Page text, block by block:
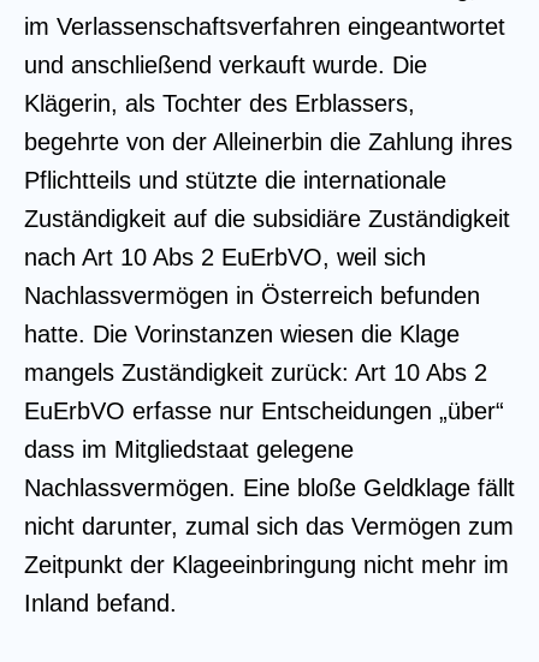
im Verlassenschaftsverfahren eingeantwortet
und anschließend verkauft wurde. Die
Klägerin, als Tochter des Erblassers,
begehrte von der Alleinerbin die Zahlung ihres
Pflichtteils und stützte die internationale
Zuständigkeit auf die subsidiäre Zuständigkeit
nach Art 10 Abs 2 EuErbVO, weil sich
Nachlassvermögen in Österreich befunden
hatte. Die Vorinstanzen wiesen die Klage
mangels Zuständigkeit zurück: Art 10 Abs 2
EuErbVO erfasse nur Entscheidungen „über“
dass im Mitgliedstaat gelegene
Nachlassvermögen. Eine bloße Geldklage fällt
nicht darunter, zumal sich das Vermögen zum
Zeitpunkt der Klageeinbringung nicht mehr im
Inland befand.